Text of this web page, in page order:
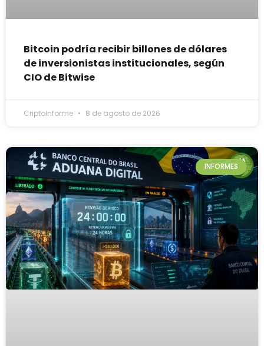
Bitcoin podría recibir billones de dólares
de inversionistas institucionales, según
CIO de Bitwise
Criptoinforme 8 de agosto de 2026
INFORMES